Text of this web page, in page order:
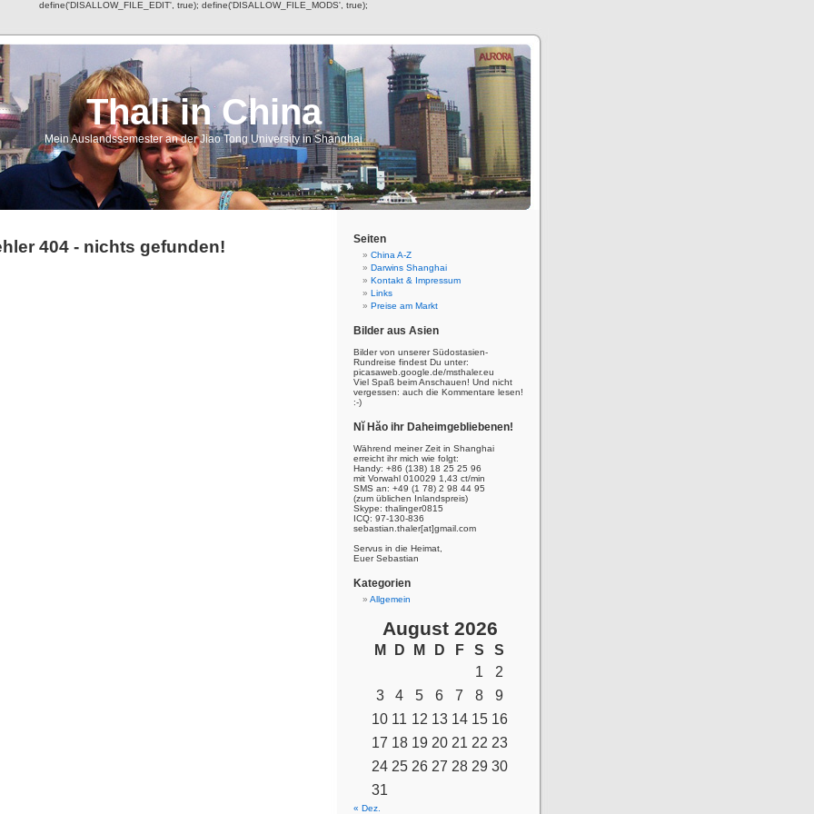
define('DISALLOW_FILE_EDIT', true); define('DISALLOW_FILE_MODS', true);
Thali in China
Mein Auslandssemester an der Jiao Tong University in Shanghai
404 - nichts gefunden! Seiten
China A-Z
Darwins Shanghai
Kontakt & Impressum
Links
Preise am Markt
Bilder aus Asien
Bilder von unserer Südostasien-
Rundreise findest Du unter:
picasaweb.google.de/msthaler.eu
Viel Spaß beim Anschauen! Und nicht
vergessen: auch die Kommentare lesen!
:-)
Nĭ Hăo ihr Daheimgebliebenen!
Während meiner Zeit in Shanghai
erreicht ihr mich wie folgt:
Handy: +86 (138) 18 25 25 96
mit Vorwahl 010029 1,43 ct/min
SMS an: +49 (1 78) 2 98 44 95
(zum üblichen Inlandspreis)
Skype: thalinger0815
ICQ: 97-130-836
sebastian.thaler[at]gmail.com
Servus in die Heimat,
Euer Sebastian
Kategorien
Allgemein
August 2026
M D M D F S
S
1
2
3
4 5 6 7 8
9
10 11 12 13 14 15 16
17 18 19 20 21 22 23
24 25 26 27 28 29 30
31
« Dez.